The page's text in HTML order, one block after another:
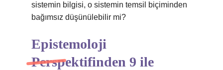
sistemin bilgisi, o sistemin temsil biçiminden
bağımsız düşünülebilir mi?
Epistemoloji
Perspektifinden 9 ile